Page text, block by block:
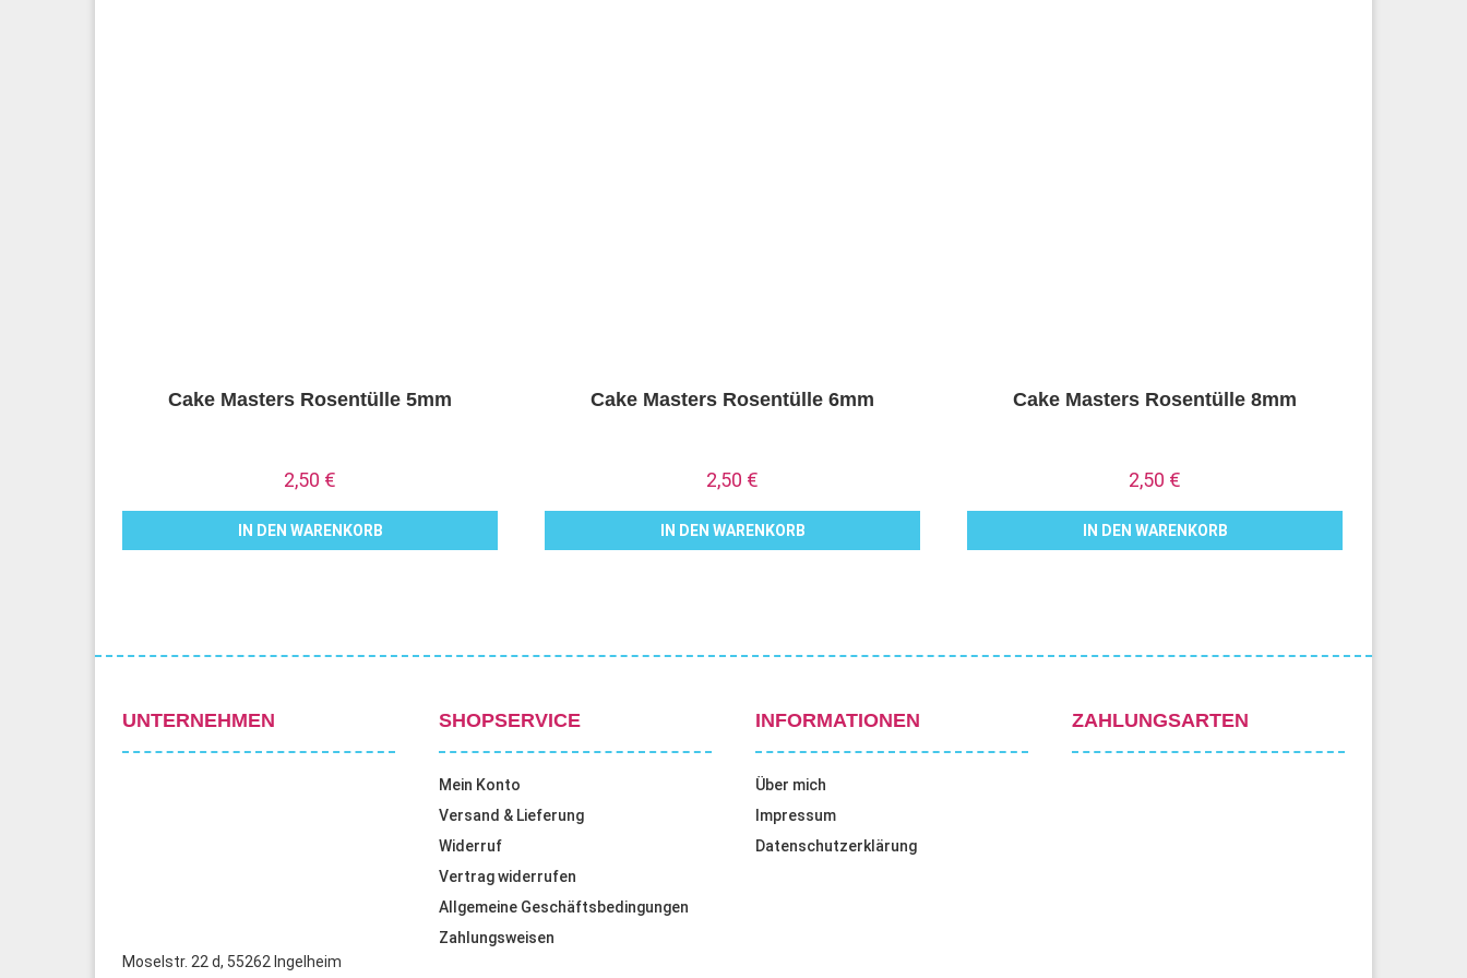
Cake Masters Rosentülle 5mm
2,50 €
IN DEN WARENKORB
Cake Masters Rosentülle 6mm
2,50 €
IN DEN WARENKORB
Cake Masters Rosentülle 8mm
2,50 €
IN DEN WARENKORB
UNTERNEHMEN
Moselstr. 22 d, 55262 Ingelheim
SHOPSERVICE
Mein Konto
Versand & Lieferung
Widerruf
Vertrag widerrufen
Allgemeine Geschäftsbedingungen
Zahlungsweisen
INFORMATIONEN
Über mich
Impressum
Datenschutzerklärung
ZAHLUNGSARTEN